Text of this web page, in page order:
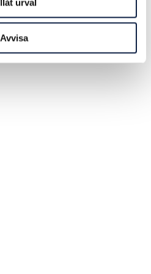
urval
Avvisa